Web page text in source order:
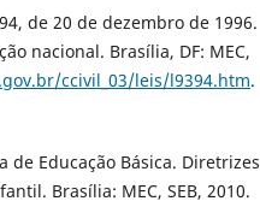
de 20 de dezembro de 1996.
nacional. Brasília, DF: MEC,
ccivil_03/leis/l9394.htm.
de Educação Básica. Diretrizes
Brasília: MEC, SEB, 2010.